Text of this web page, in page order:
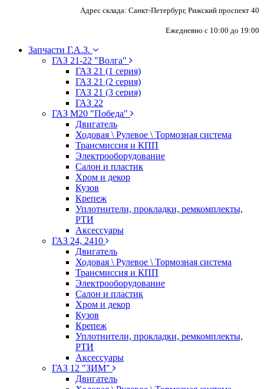
Адрес склада: Санкт-Петербург, Рижский проспект 40
Ежедневно с 10:00 до 19:00
Запчасти Г.А.З.
ГАЗ 21-22 "Волга"
ГАЗ 21 (1 серия)
ГАЗ 21 (2 серия)
ГАЗ 21 (3 серия)
ГАЗ 22
ГАЗ М20 "Победа"
Двигатель
Ходовая \ Рулевое \ Тормозная система
Трансмиссия и КПП
Электрооборудование
Салон и пластик
Хром и декор
Кузов
Крепеж
Уплотнители, прокладки, ремкомплекты,
РТИ
Аксессуары
ГАЗ 24, 2410
Двигатель
Ходовая \ Рулевое \ Тормозная система
Трансмиссия и КПП
Электрооборудование
Салон и пластик
Хром и декор
Кузов
Крепеж
Уплотнители, прокладки, ремкомплекты,
РТИ
Аксессуары
ГАЗ 12 "ЗИМ"
Двигатель